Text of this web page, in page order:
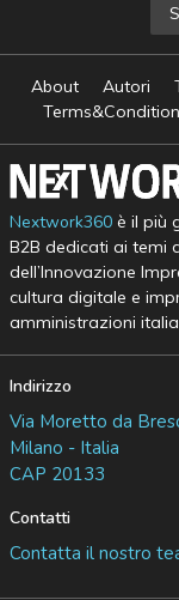
About Autori
Nextwork360è il più
B2B dedicati ai temi
dell’Innovazione
cultura digitale e
amministrazioni
Indirizzo
Via Moretto da
Milano - Italia
CAP 20133
Contatti
Contatta il nostro